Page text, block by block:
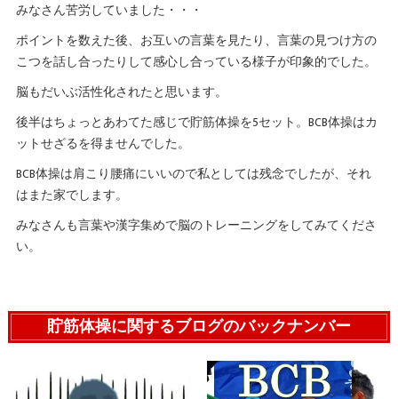
みなさん苦労していました・・・
ポイントを数えた後、お互いの言葉を見たり、言葉の見つけ方の
こつを話し合ったりして感心し合っている様子が印象的でした。
脳もだいぶ活性化されたと思います。
後半はちょっとあわてた感じで貯筋体操を5セット。BCB体操はカ
ットせざるを得ませんでした。
BCB体操は肩こり腰痛にいいので私としては残念でしたが、それ
はまた家でします。
みなさんも言葉や漢字集めで脳のトレーニングをしてみてくださ
い。
貯筋体操に関するブログのバックナンバー